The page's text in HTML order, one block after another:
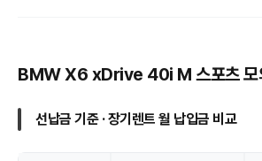
BMW X6 xDrive 40i M 스포츠 모
선납금 기준 · 장기렌트 월 납입금 비교